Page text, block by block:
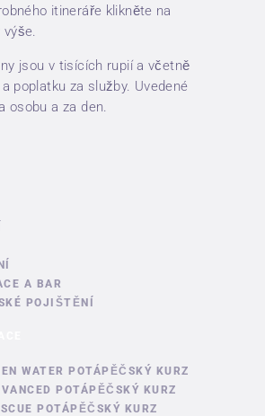
itineráře klikněte na
výše.
jsou v tisících rupií a včetně
poplatku za služby. Uvedené
osobu a za den.
A BAR
POJIŠTĚNÍ
WATER POTÁPĚČSKÝ KURZ
POTÁPĚČSKÝ KURZ
POTÁPĚČSKÝ KURZ